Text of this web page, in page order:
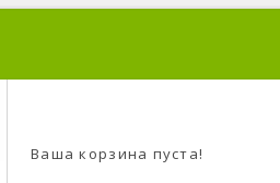
Ваша корзина пуста!